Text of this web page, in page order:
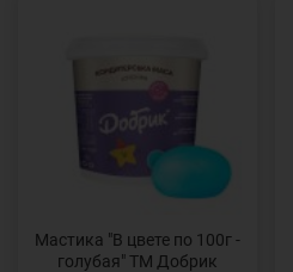
Мастика "В цвете по 100г -
голубая" ТМ Добрик